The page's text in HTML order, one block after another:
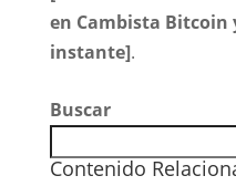
en Cambista Bitcoin
instante].
Buscar
Contenido